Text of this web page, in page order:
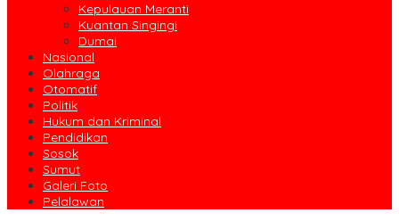
Kepulauan Meranti
Kuantan Singingi
Dumai
Nasional
Olahraga
Otomatif
Politik
Hukum dan Kriminal
Pendidikan
Sosok
Sumut
Galeri Foto
Pelalawan